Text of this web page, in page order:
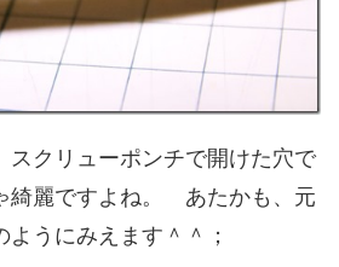
スクリューポンチで開けた穴で
麗ですよね。 あたかも、元
うにみえます＾＾；